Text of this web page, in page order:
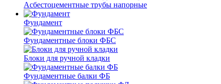
Асбестоцементные трубы напорные
Фундамент
Фундаментные блоки ФБС
Блоки для ручной кладки
Фундаментные балки ФБ